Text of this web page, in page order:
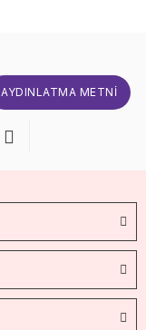
AYDINLATMA METNI